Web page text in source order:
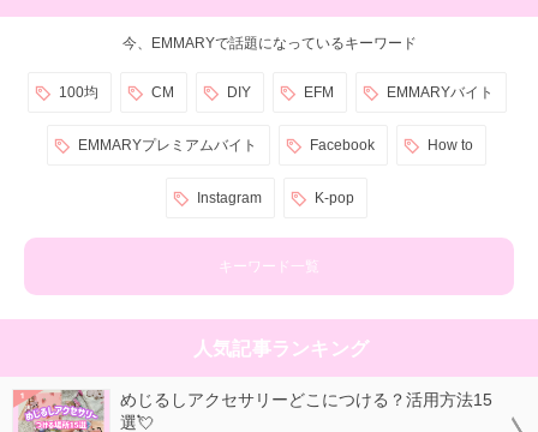
今、EMMARYで話題になっているキーワード
100均 CM DIY EFM EMMARYバイト
EMMARYプレミアムバイト Facebook How to
Instagram K-pop
キーワード一覧
人気記事ランキング
めじるしアクセサリーどこにつける？活用方法15
選💘